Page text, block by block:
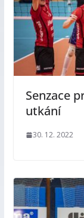
Senzace
utkání
30. 12. 2022